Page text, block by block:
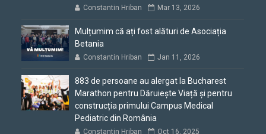
Constantin Hriban Mar 13, 2026
Mulțumim că ați fost alături de Asociația
Betania
Constantin Hriban Jan 11, 2026
883 de persoane au alergat la Bucharest
Marathon pentru Dăruiește Viață și pentru
construcția primului Campus Medical
Pediatric din România
Constantin Hriban Oct 16, 2025